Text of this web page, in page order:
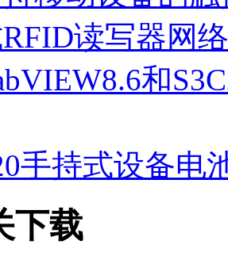
读写器网
和
手持式设备电
下载